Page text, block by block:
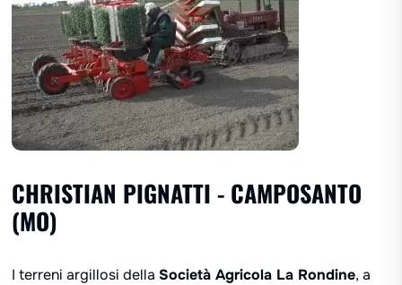
CHRISTIAN PIGNATTI - CAMPOSANTO
(MO)
I terreni argillosi dellaSocietà Agricola La Rondine, a